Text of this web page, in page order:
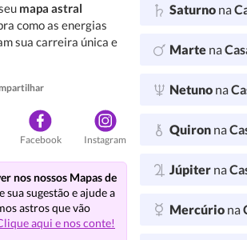
mapa astral
como as energias
sua carreira única e
Facebook Instagram
nos nossos Mapas de
sua sugestão e ajude a
astros que vão
aqui e nos conte!
Saturno na
Marte na
Netuno na
Quiron na
Júpiter na
Mercúrio na